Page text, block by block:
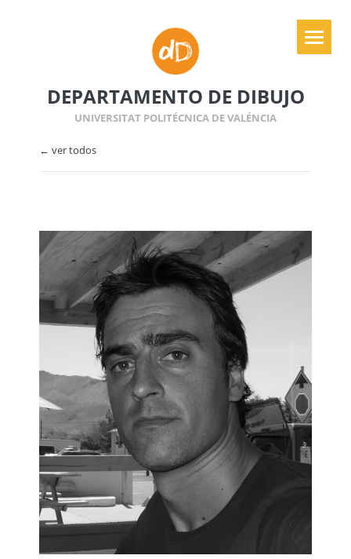
DEPARTAMENTO DE DIBUJO
UNIVERSITAT POLITÉCNICA DE VALÉNCIA
← ver todos